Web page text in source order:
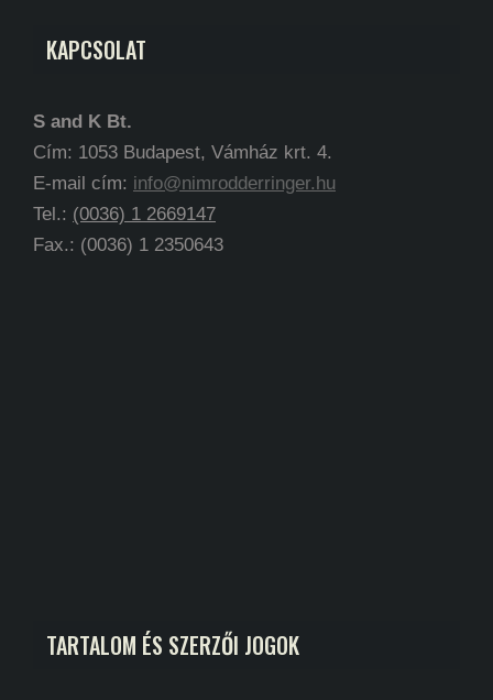
KAPCSOLAT
S and K Bt.
Cím: 1053 Budapest, Vámház krt. 4.
E-mail cím: info@nimrodderringer.hu
Tel.: (0036) 1 2669147
Fax.: (0036) 1 2350643
TARTALOM ÉS SZERZŐI JOGOK